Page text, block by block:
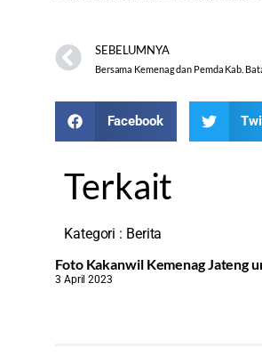
SEBELUMNYA
Facebook
Terkait
Kategori : Berita
Foto Kakanwil Kemenag Jateng
3 April 2023